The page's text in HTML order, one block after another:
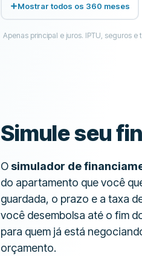
Mostrar todos os 360 meses
Apenas principal e juros. IPTU, seguros
Simule seu
O simulador de
do apartamento que você
guardada, o prazo e a taxa
você desembolsa até o fim
para quem já está
orçamento.